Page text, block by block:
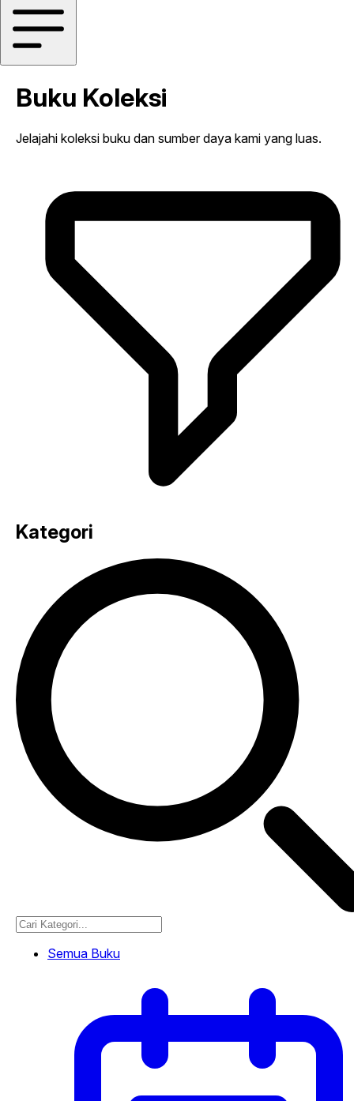
Buku Koleksi
Jelajahi koleksi buku dan sumber daya kami yang luas.
Kategori
Semua Buku